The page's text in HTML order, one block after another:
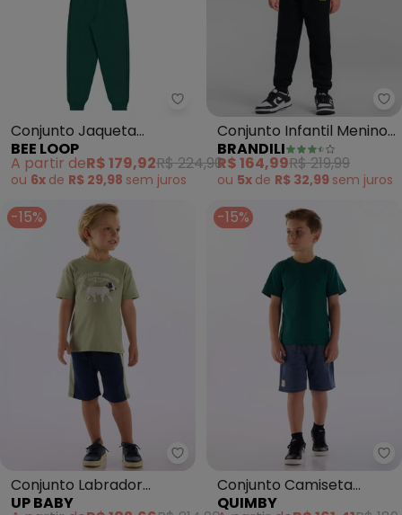
Bee Loop - Conjunto Jaqueta
Conjunto Jaqueta
Downtown Calça Verde
BEE LOOP
A partir deR$ 179,92R$ 224,90
ou 6x de R$ 29,98 sem juros
Conjunto Infantil Menino
em Moletom (Verde)
BRANDILI
R$ 164,99R$ 219,99
ou 5x de R$ 32,99 sem juros
-15%
Up Baby - Conjunto Labrador
Conjunto Labrador
Infantil Masculino Verde
UP BABY
-15%
Conjunto Camiseta
Bermuda Verde
QUIMBY